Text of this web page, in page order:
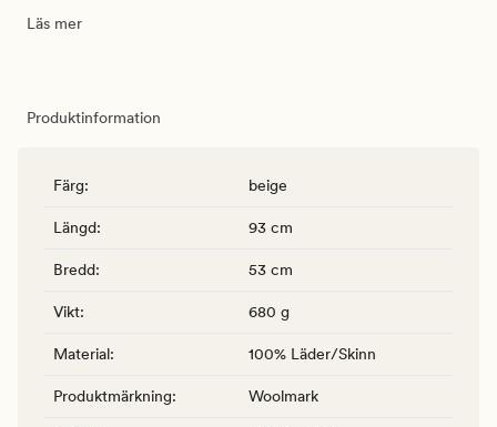
Läs mer
Produktinformation
Färg: beige
Längd: 93 cm
Bredd: 53 cm
Vikt: 680 g
Material: 100% Läder/Skinn
Produktmärkning: Woolmark